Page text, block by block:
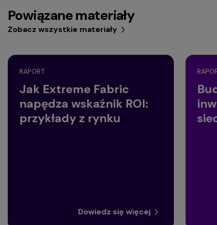
Powiązane materiały
Zobacz wszystkie materiały
RAPORT
Jak Extreme Fabric
napędza wskaźnik ROI:
przykłady z rynku
Dowiedz się więcej